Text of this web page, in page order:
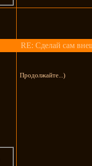
RE: Сделай сам
Продолжайте...)